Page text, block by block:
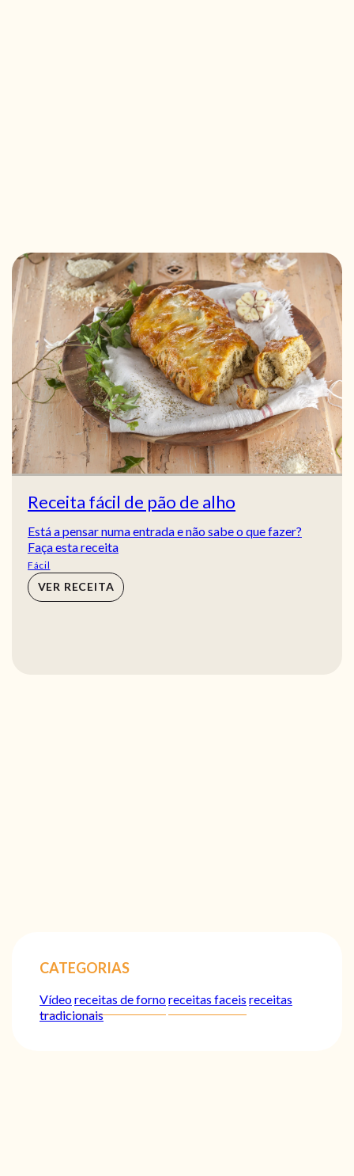
Receita fácil de pão de alho
Está a pensar numa entrada e não sabe o que fazer?
Faça esta receita
Fácil
VER RECEITA
CATEGORIAS
Vídeoreceitas de fornoreceitas faceis receitas
tradicionais